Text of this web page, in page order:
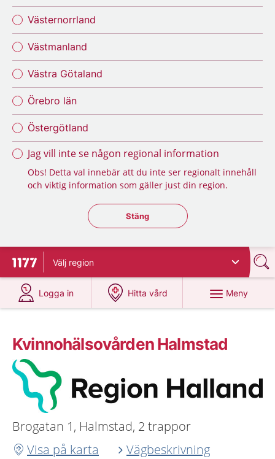
Västernorrland
Västmanland
Västra Götaland
Örebro län
Östergötland
Jag vill inte se någon regional information
Obs! Detta val innebär att du inte ser regionalt innehåll
och viktig information som gäller just din region.
Stäng regionsväljaren
Stäng
Till startsidan för 1177
Välj region
Logga in
på 1177.se
Hitta vård
på 1177.se
Meny
Kvinnohälsovården Halmstad
Brogatan 1, Halmstad, 2 trappor
Visa på karta
Vägbeskrivning